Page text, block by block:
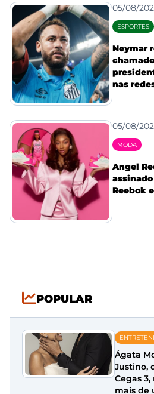
05/08/
ESPORTES
Neymar
nas
05/08/
MODA
Angel
Reebok
POPULAR
Ágata
Justino,
Cegas
mais de